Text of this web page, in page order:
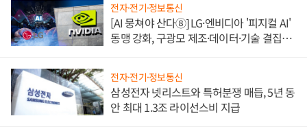
전자·전기·정보통신
[AI 뭉쳐야 산다⑧] LG·엔비디아 '피지컬 AI'
동맹 강화, 구광모 제조·데이터·기술 결집
전자·전기·정보통신
삼성전자 넷리스트와 특허분쟁 매듭, 5년 동
안 최대 1.3조 라이선스비 지급